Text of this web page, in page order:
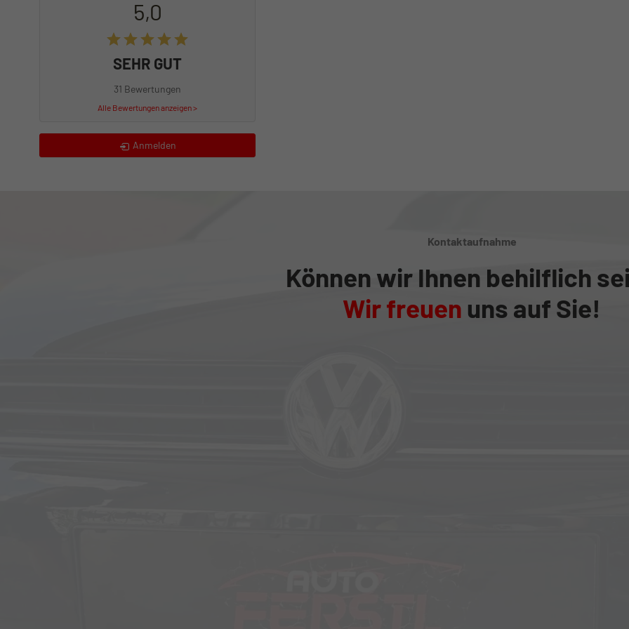
5,0
SEHR GUT
31 Bewertungen
Alle Bewertungen anzeigen >
Anmelden
Kontaktaufnahme
Können wir Ihnen behilflich
Wir freuen uns auf Sie!